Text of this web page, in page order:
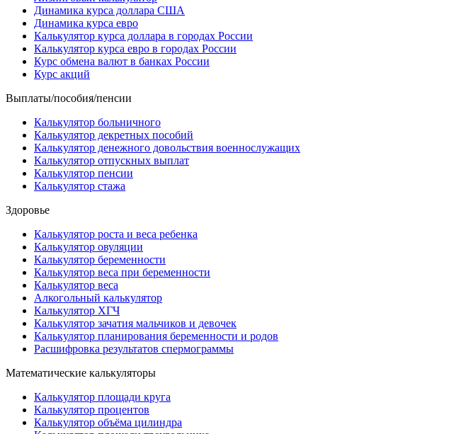
Динамика курса доллара США
Динамика курса евро
Калькулятор курса доллара в городах России
Калькулятор курса евро в городах России
Курс обмена валют в банках России
Курс акций
Выплаты/пособия/пенсии
Калькулятор больничного
Калькулятор декретных пособий
Калькулятор денежного довольствия военнослужащих
Калькулятор отпускных выплат
Калькулятор пенсии
Калькулятор стажа
Здоровье
Калькулятор роста и веса ребенка
Калькулятор овуляции
Калькулятор беременности
Калькулятор веса при беременности
Калькулятор веса
Алкогольный калькулятор
Калькулятор ХГЧ
Калькулятор зачатия мальчиков и девочек
Калькулятор планирования беременности и родов
Расшифровка результатов спермограммы
Математические калькуляторы
Калькулятор площади круга
Калькулятор процентов
Калькулятор объёма цилиндра